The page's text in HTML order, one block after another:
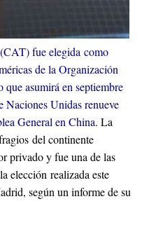
fue elegida como
de la Organización
asumirá en septiembre
Naciones Unidas renueve
General en China. La
del continente
privado y fue una de las
elección realizada este
según un informe de su